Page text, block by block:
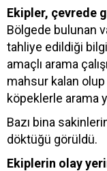
Ekipler, çevrede
Bölgede bulunan
tahliye edildiği
amaçlı arama
mahsur kalan olup
köpeklerle arama
Bazı bina
döktüğü görüldü.
Ekiplerin olay